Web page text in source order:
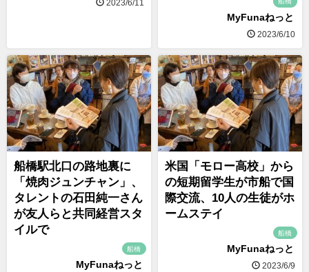
2023/6/11
MyFunaねっと
2023/6/10
船橋駅北口の路地裏に
「焼肉ジュンチャン」、
タレントの石田純一さん
が友人らと共同経営スタ
イルで
船橋
MyFunaねっと
米国「モロー高校」から
の短期留学生が市船で国
際交流、10人の生徒がホ
ームステイ
船橋
MyFunaねっと
2023/6/9